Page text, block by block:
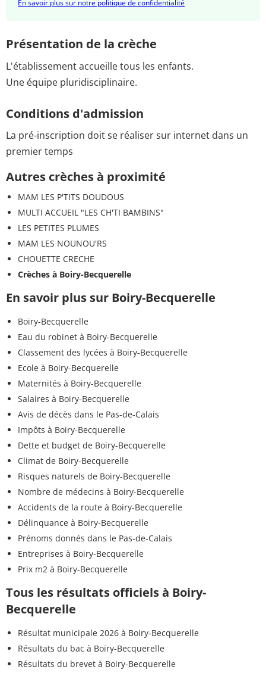
En savoir plus sur notre politique de confidentialité
Présentation de la crèche
L'établissement accueille tous les enfants.
Une équipe pluridisciplinaire.
Conditions d'admission
La pré-inscription doit se réaliser sur internet dans un
premier temps
Autres crèches à proximité
MAM LES P'TITS DOUDOUS
MULTI ACCUEIL "LES CH'TI BAMBINS"
LES PETITES PLUMES
MAM LES NOUNOU'RS
CHOUETTE CRECHE
Crèches à Boiry-Becquerelle
En savoir plus sur Boiry-Becquerelle
Boiry-Becquerelle
Eau du robinet à Boiry-Becquerelle
Classement des lycées à Boiry-Becquerelle
Ecole à Boiry-Becquerelle
Maternités à Boiry-Becquerelle
Salaires à Boiry-Becquerelle
Avis de décès dans le Pas-de-Calais
Impôts à Boiry-Becquerelle
Dette et budget de Boiry-Becquerelle
Climat de Boiry-Becquerelle
Risques naturels de Boiry-Becquerelle
Nombre de médecins à Boiry-Becquerelle
Accidents de la route à Boiry-Becquerelle
Délinquance à Boiry-Becquerelle
Prénoms donnés dans le Pas-de-Calais
Entreprises à Boiry-Becquerelle
Prix m2 à Boiry-Becquerelle
Tous les résultats officiels à Boiry-
Becquerelle
Résultat municipale 2026 à Boiry-Becquerelle
Résultats du bac à Boiry-Becquerelle
Résultats du brevet à Boiry-Becquerelle